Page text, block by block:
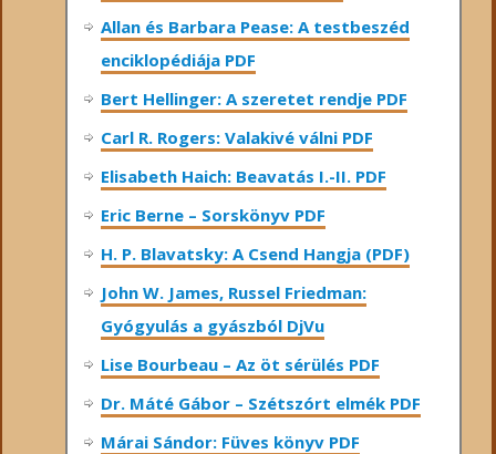
Allan és Barbara Pease: A testbeszéd
enciklopédiája PDF
Bert Hellinger: A ​szeretet rendje PDF
Carl R. Rogers: Valakivé válni PDF
Elisabeth Haich: Beavatás I.-II. PDF
Eric Berne – Sorskönyv PDF
H. P. Blavatsky: A Csend Hangja (PDF)
John W. James, Russel Friedman:
Gyógyulás a gyászból DjVu
Lise Bourbeau – Az öt sérülés PDF
Dr. Máté Gábor – Szétszórt elmék PDF
Márai Sándor: Füves könyv PDF